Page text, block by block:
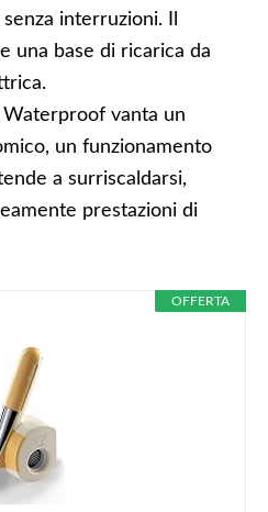
interruzioni. Il
una base di ricarica da
vanta un
un funzionamento
a surriscaldarsi,
prestazioni di
OFFERTA